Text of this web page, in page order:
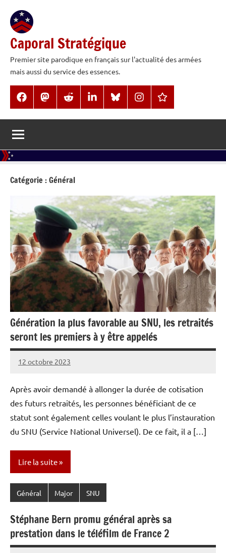
contenu
Caporal Stratégique
Premier site parodique en français sur l'actualité des armées
mais aussi du service des essences.
FacebookMastodonReddit LinkedInBlueSkyInstagramThreads
Catégorie :Général
Génération la plus favorable au SNU, les retraités
seront les premiers à y être appelés
12 octobre 2023
Caporal
Aucun
Après avoir demandé à allonger la durée de cotisation
des futurs retraités, les personnes bénéficiant de ce
statut sont également celles voulant le plus l’instauration
du SNU (Service National Universel). De ce fait, il a […]
Lire la suite
Général Major SNU
Stéphane Bern promu général après sa
prestation dans le téléfilm de France 2